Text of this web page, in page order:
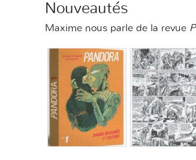
Nouveautés
Maxime nous parle de la revue